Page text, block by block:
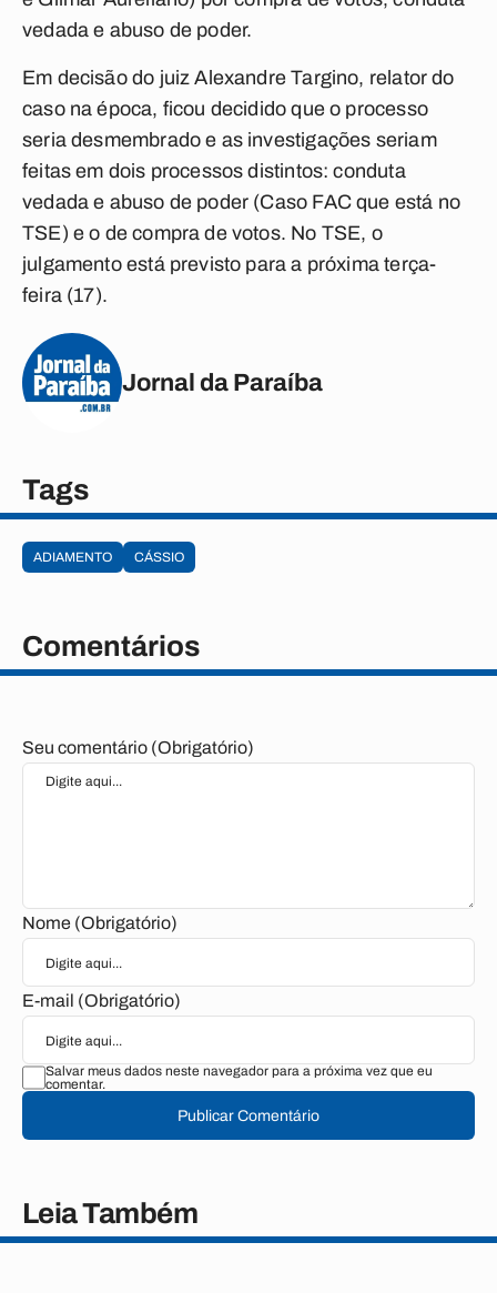
vedada e abuso de poder.
Em decisão do juiz Alexandre Targino, relator do
caso na época, ficou decidido que o processo
seria desmembrado e as investigações seriam
feitas em dois processos distintos: conduta
vedada e abuso de poder (Caso FAC que está no
TSE) e o de compra de votos. No TSE, o
julgamento está previsto para a próxima terça-
feira (17).
Jornal da Paraíba
Tags
ADIAMENTO CÁSSIO
Comentários
Seu comentário (Obrigatório)
Nome (Obrigatório)
E-mail (Obrigatório)
Salvar meus dados neste navegador para a próxima vez que eu
comentar.
Publicar Comentário
Leia Também